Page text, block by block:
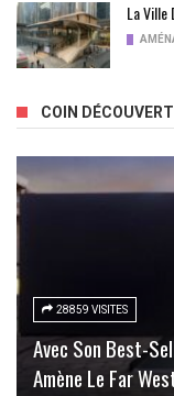
La Ville
COIN
28859 VISITES
Avec Son Best-
Amène Le Far